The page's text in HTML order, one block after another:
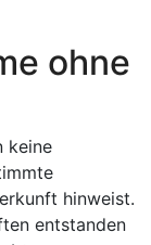
ohne
keine
hinweist.
entstanden